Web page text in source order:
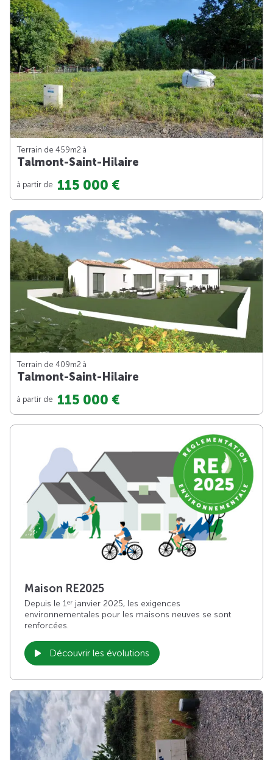
Terrain de 459m2 à
Talmont-Saint-Hilaire
à partir de 115 000 €
Terrain de 409m2 à
Talmont-Saint-Hilaire
à partir de 115 000 €
Maison RE2025
Depuis le 1er janvier 2025, les exigences
environnementales pour les maisons neuves se sont
renforcées.
Découvrir les évolutions